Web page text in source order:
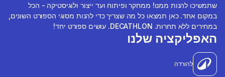
שתמשיכו להנות ממנו! ממחקר ופיתוח ועד ייצור ולוגיסטיקה - הכל
במקום אחד. כאן תמצאו כל מה שצריך כדי להנות מסוגי הספורט השונים,
במחירים ללא תחרות. DECATHLON. עושים ספורט יחד!
האפליקציה שלנו
להורדה